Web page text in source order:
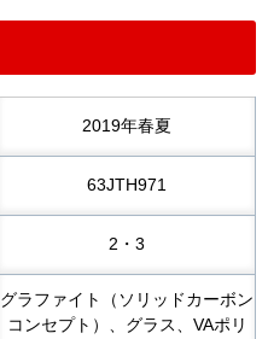
2019年春夏
63JTH971
2・3
グラファイト（ソリッドカーボン
コンセプト）、グラス、VAポリ